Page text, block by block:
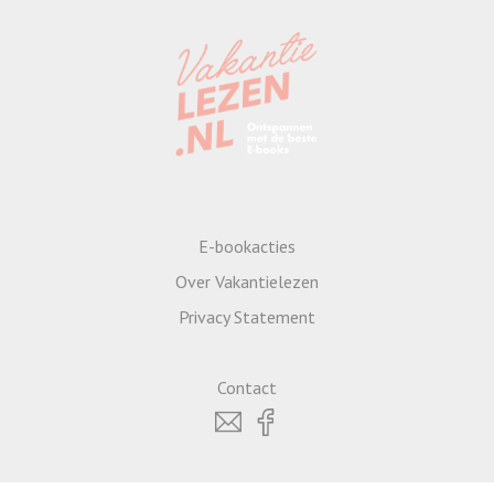
E-bookacties
Over Vakantielezen
Privacy Statement
Contact